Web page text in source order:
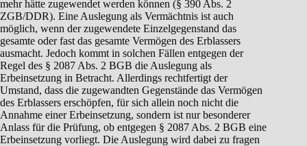
mehr hätte zugewendet werden können (§ 390 Abs. 2
ZGB/DDR). Eine Auslegung als Vermächtnis ist auch
möglich, wenn der zugewendete Einzelgegenstand das
gesamte oder fast das gesamte Vermögen des Erblassers
ausmacht. Jedoch kommt in solchen Fällen entgegen der
Regel des § 2087 Abs. 2 BGB die Auslegung als
Erbeinsetzung in Betracht. Allerdings rechtfertigt der
Umstand, dass die zugewandten Gegenstände das Vermögen
des Erblassers erschöpfen, für sich allein noch nicht die
Annahme einer Erbeinsetzung, sondern ist nur besonderer
Anlass für die Prüfung, ob entgegen § 2087 Abs. 2 BGB eine
Erbeinsetzung vorliegt. Die Auslegung wird dabei zu fragen